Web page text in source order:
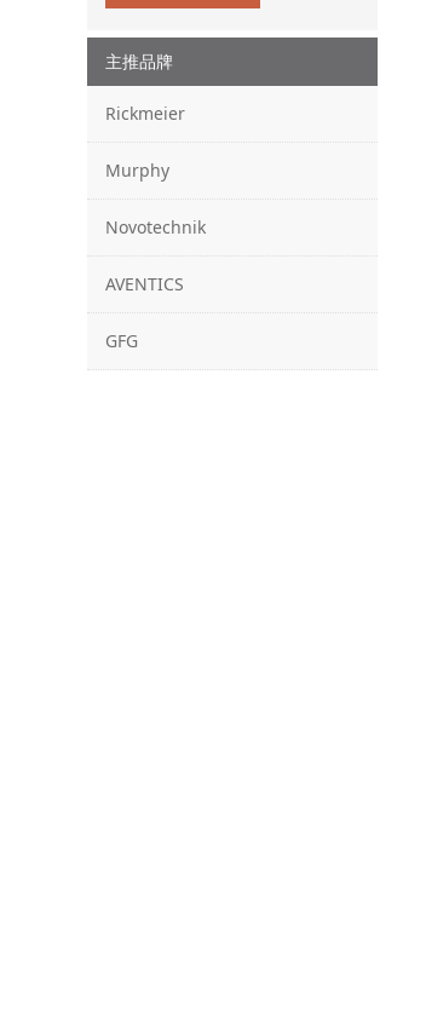
主推品牌
Rickmeier
Murphy
Novotechnik
AVENTICS
GFG